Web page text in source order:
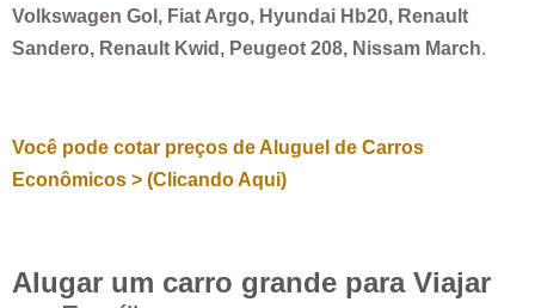
Volkswagen Gol, Fiat Argo, Hyundai Hb20, Renault
Sandero, Renault Kwid, Peugeot 208, Nissam March.
Você pode cotar preços de Aluguel de Carros
Econômicos > (Clicando Aqui)
Alugar um carro grande para Viajar